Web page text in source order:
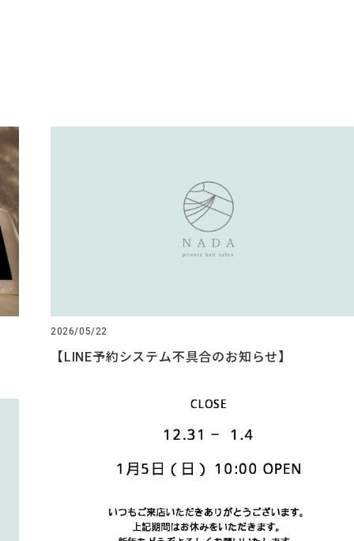
2026/05/22
【LINE予約システム不具合のお知らせ】